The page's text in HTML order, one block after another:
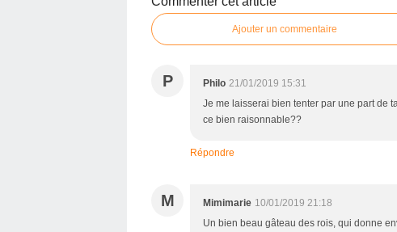
Ajouter un commentaire
P Philo 21/01/2019 15:31
Je me laisserai bien tenter par une part de
ce bien raisonnable??
Répondre
M Mimimarie 10/01/2019 21:18
Un bien beau gâteau des rois, qui donne